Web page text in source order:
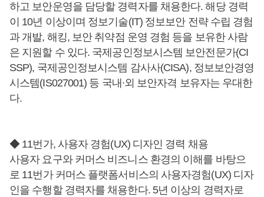
하고 보안운영을 담당할 경력자를 채용한다. 해당 경력
이 10년 이상이며 정보기술(IT) 정보보안 전략 수립 경험
과 개발, 해킹, 보안 취약점 운영 경험 등을 보유한 사람
은 지원할 수 있다. 국제공인정보시스템 보안전문가(CI
SSP), 국제공인정보시스템 감사사(CISA), 정보보안경영
시스템(IS027001) 등 국내∙외 보안자격 보유자는 우대한
다.
◆ 11번가, 사용자 경험(UX) 디자인 경력 채용
사용자 요구와 커머스 비즈니스 환경의 이해를 바탕으
로 11번가 커머스 플랫폼서비스의 사용자경험(UX) 디자
인을 수행할 경력자를 채용한다. 5년 이상의 경력자로